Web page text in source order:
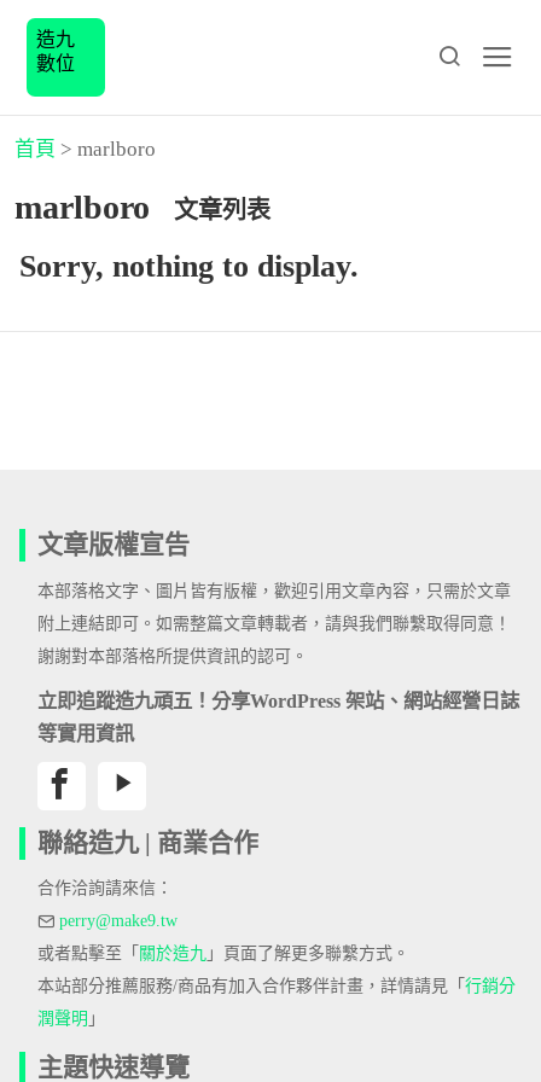
造九
數位
首頁 > marlboro
marlboro 文章列表
Sorry, nothing to display.
文章版權宣告
本部落格文字、圖片皆有版權，歡迎引用文章內容，只需於文章
附上連結即可。如需整篇文章轉載者，請與我們聯繫取得同意！
謝謝對本部落格所提供資訊的認可。
立即追蹤造九頑五！分享WordPress 架站、網站經營日誌
等實用資訊
聯絡造九 | 商業合作
合作洽詢請來信：
perry@make9.tw
或者點擊至「 關於造九 」頁面了解更多聯繫方式。
本站部分推薦服務/商品有加入合作夥伴計畫，詳情請見「 行銷分
潤聲明 」
主題快速導覽